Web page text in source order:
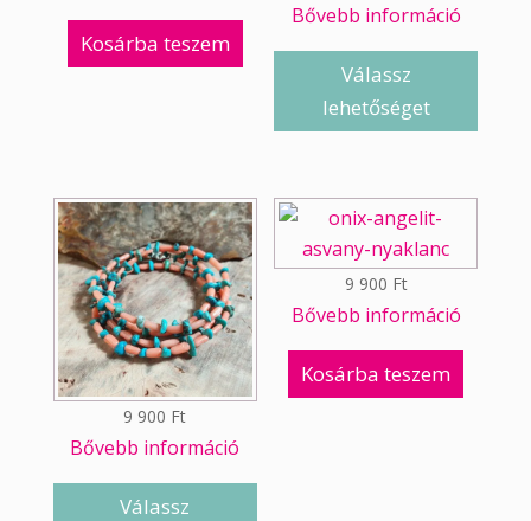
Kosárba teszem
Bővebb információ
Válassz
lehetőséget
9 900 Ft
Bővebb információ
Válassz
9 900 Ft
Bővebb információ
Kosárba teszem